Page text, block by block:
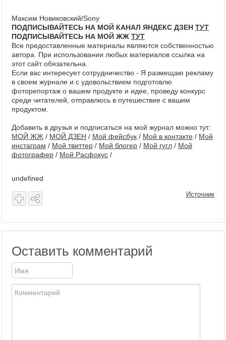
Максим Новиковский/Sony
ПОДПИСЫВАЙТЕСЬ НА МОЙ КАНАЛ ЯНДЕКС ДЗЕН ТУТ
ПОДПИСЫВАЙТЕСЬ НА МОЙ ЖЖ ТУТ
Все предоставленные материалы являются собственностью
автора. При использовании любых материалов ссылка на
этот сайт обязательна.
Если вас интересует сотрудничество - Я размещаю рекламу
в своем журнале и с удовольствием подготовлю
фоторепортаж о вашем продукте и идее, проведу конкурс
среди читателей, отправлюсь в путешествие с вашим
продуктом.
Добавить в друзья и подписаться на мой журнал можно тут:
МОЙ ЖЖ / МОЙ ДЗЕН / Мой фейсбук / Мой в контакте / Мой
инстаграм / Мой твиттер / Мой блогер / Мой гугл / Мой
фотографер / Мой Расфокус /
undefined
Источник
Оставить комментарий